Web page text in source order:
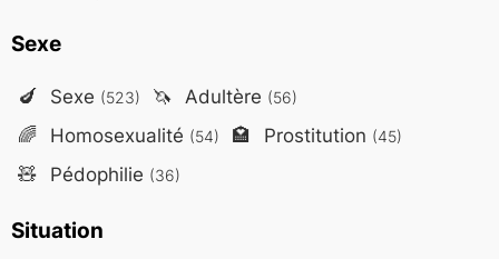
Sexe
🍆 Sexe (523) 🦄 Adultère (56)
🌈 Homosexualité (54) 🏩 Prostitution (45)
🧸 Pédophilie (36)
Situation